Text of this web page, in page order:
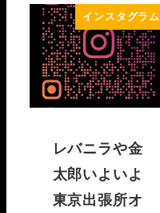
インスタグラム
レバニラや金
太郎いよいよ
東京出張所オ